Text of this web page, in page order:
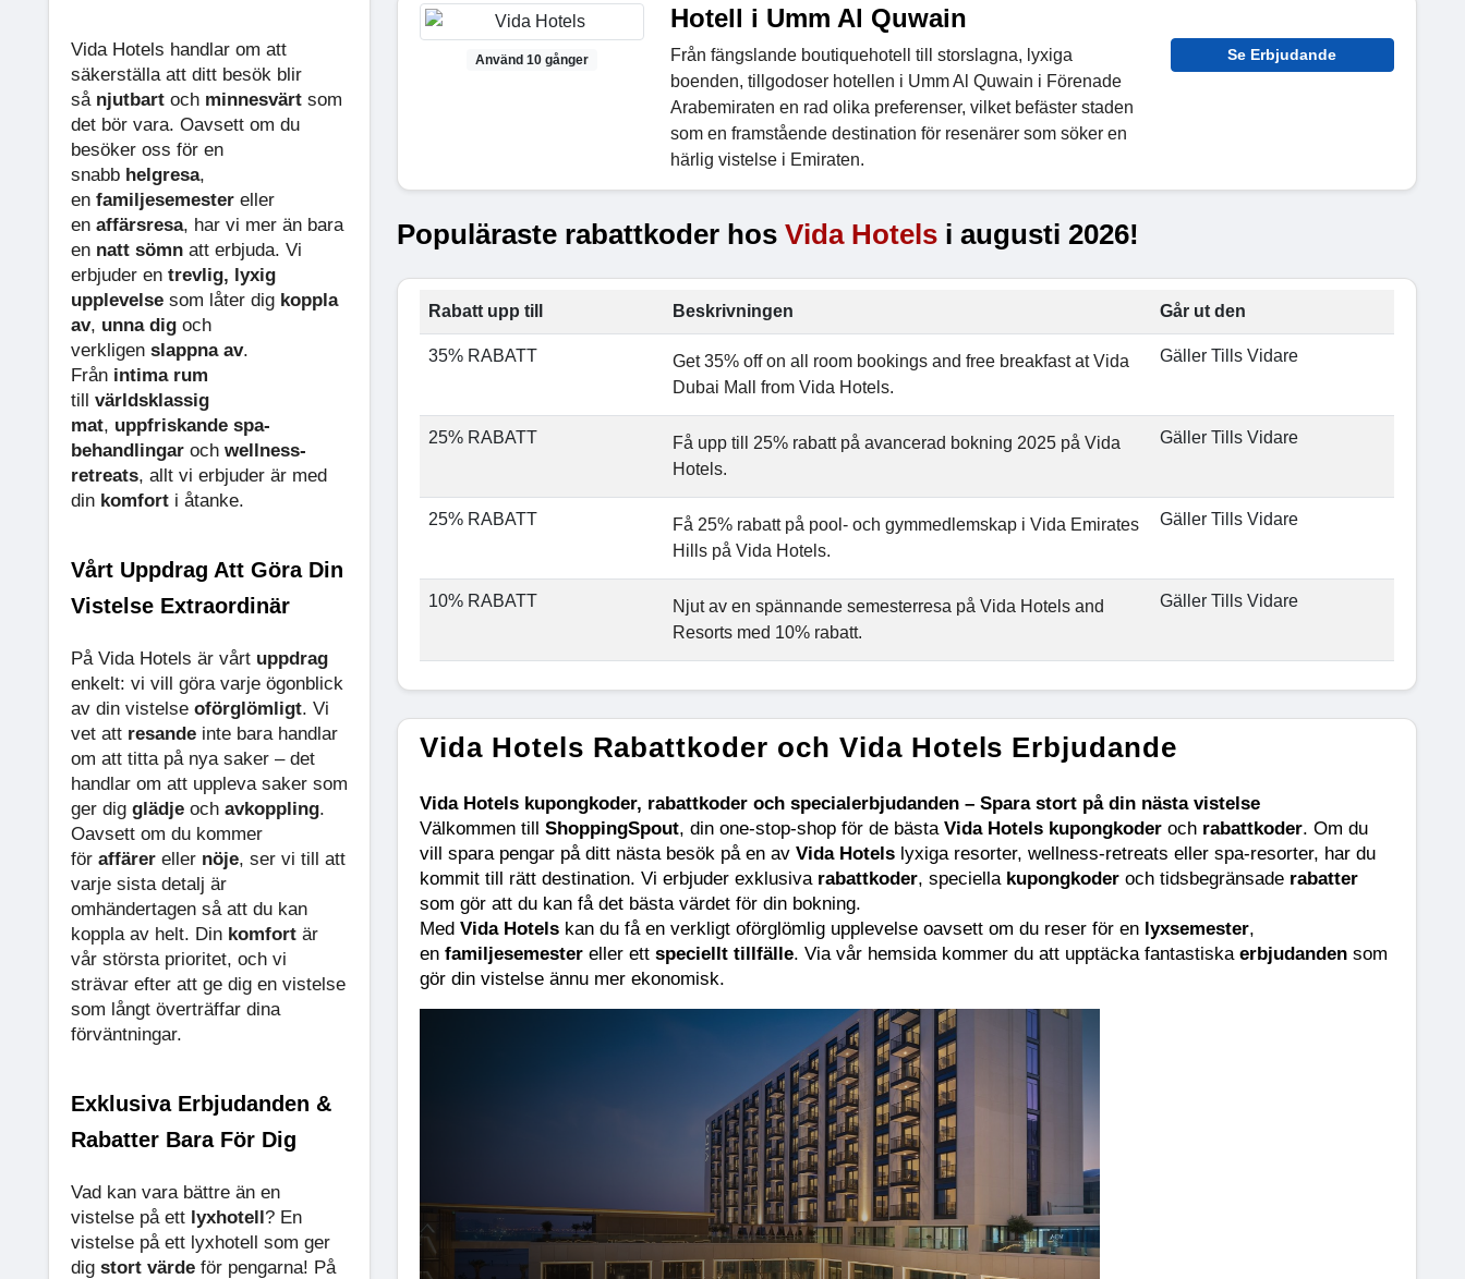
Vida Hotels handlar om att
säkerställa att ditt besök blir
så njutbart och minnesvärt som
det bör vara. Oavsett om du
besöker oss för en
snabb helgresa,
en familjesemester eller
en affärsresa, har vi mer än bara
en natt sömn att erbjuda. Vi
erbjuder en trevlig, lyxig
upplevelse som låter dig koppla
av, unna dig och
verkligen slappna av.
Från intima rum
till världsklassig
mat, uppfriskande spa-
behandlingar och wellness-
retreats, allt vi erbjuder är med
din komfort i åtanke.
Vårt Uppdrag Att Göra Din
Vistelse Extraordinär
På Vida Hotels är vårt uppdrag
enkelt: vi vill göra varje ögonblick
av din vistelse oförglömligt. Vi
vet att resande inte bara handlar
om att titta på nya saker – det
handlar om att uppleva saker som
ger dig glädje och avkoppling.
Oavsett om du kommer
för affärer eller nöje, ser vi till att
varje sista detalj är
omhändertagen så att du kan
koppla av helt. Din komfort är
vår största prioritet, och vi
strävar efter att ge dig en vistelse
som långt överträffar dina
förväntningar.
Exklusiva Erbjudanden &
Rabatter Bara För Dig
Vad kan vara bättre än en
vistelse på ett lyxhotell? En
vistelse på ett lyxhotell som ger
dig stort värde för pengarna! På
Använd 10 gånger
Hotell i Umm Al Quwain
Från fängslande boutiquehotell till storslagna, lyxiga
boenden, tillgodoser hotellen i Umm Al Quwain i Förenade
Arabemiraten en rad olika preferenser, vilket befäster staden
som en framstående destination för resenärer som söker en
härlig vistelse i Emiraten.
Se Erbjudande
Populäraste rabattkoder hos Vida Hotels i augusti 2026!
Rabatt upp till Beskrivningen Går ut den
35% RABATT
Get 35% off on all room bookings and free breakfast at Vida
Dubai Mall from Vida Hotels.
Gäller Tills Vidare
25% RABATT
Få upp till 25% rabatt på avancerad bokning 2025 på Vida
Hotels.
Gäller Tills Vidare
25% RABATT
Få 25% rabatt på pool- och gymmedlemskap i Vida Emirates
Hills på Vida Hotels.
Gäller Tills Vidare
10% RABATT
Njut av en spännande semesterresa på Vida Hotels and
Resorts med 10% rabatt.
Gäller Tills Vidare
Vida Hotels Rabattkoder och Vida Hotels Erbjudande
Vida Hotels kupongkoder, rabattkoder och specialerbjudanden – Spara stort på din nästa vistelse
Välkommen till ShoppingSpout, din one-stop-shop för de bästa Vida Hotels kupongkoder och rabattkoder. Om du
vill spara pengar på ditt nästa besök på en av Vida Hotels lyxiga resorter, wellness-retreats eller spa-resorter, har du
kommit till rätt destination. Vi erbjuder exklusiva rabattkoder, speciella kupongkoder och tidsbegränsade rabatter
som gör att du kan få det bästa värdet för din bokning.
Med Vida Hotels kan du få en verkligt oförglömlig upplevelse oavsett om du reser för en lyxsemester,
en familjesemester eller ett speciellt tillfälle. Via vår hemsida kommer du att upptäcka fantastiska erbjudanden som
gör din vistelse ännu mer ekonomisk.